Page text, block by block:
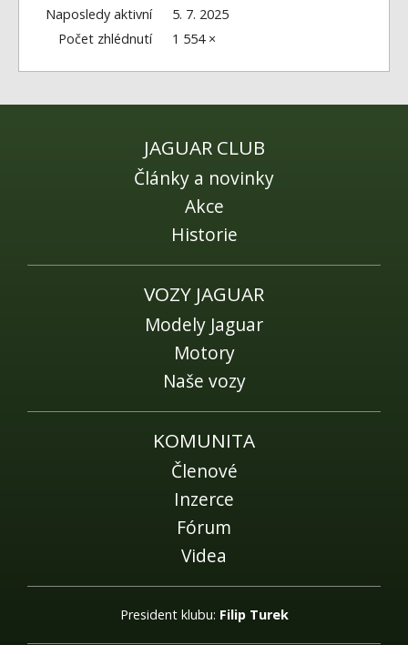
Naposledy aktivní
5. 7. 2025
Počet zhlédnutí
1 554 ×
JAGUAR CLUB
Články a novinky
Akce
Historie
VOZY JAGUAR
Modely Jaguar
Motory
Naše vozy
KOMUNITA
Členové
Inzerce
Fórum
Videa
President klubu: Filip Turek